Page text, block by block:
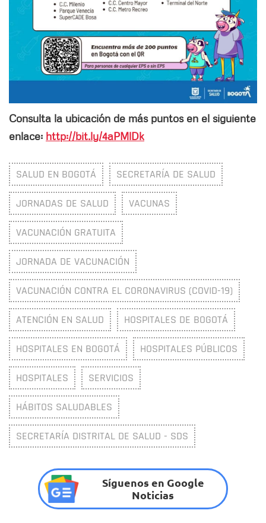
Consulta la ubicación de más puntos en el siguiente
enlace: http://bit.ly/4aPMlDk
SALUD EN BOGOTÁ SECRETARÍA DE SALUD
JORNADAS DE SALUD VACUNAS
VACUNACIÓN GRATUITA
JORNADA DE VACUNACIÓN
VACUNACIÓN CONTRA EL CORONAVIRUS (COVID-19)
ATENCIÓN EN SALUD HOSPITALES DE BOGOTÁ
HOSPITALES EN BOGOTÁ HOSPITALES PÚBLICOS
HOSPITALES SERVICIOS
HÁBITOS SALUDABLES
SECRETARÍA DISTRITAL DE SALUD - SDS
Síguenos en Google
Noticias